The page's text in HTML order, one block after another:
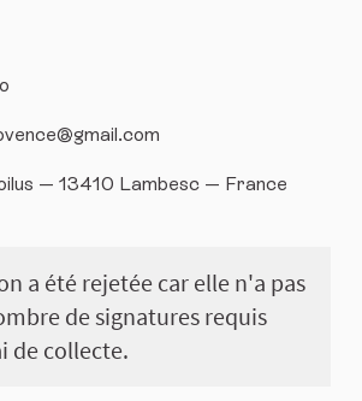
— 13410 Lambesc — France
a été rejetée car elle n'a pas
de signatures requis
de collecte.